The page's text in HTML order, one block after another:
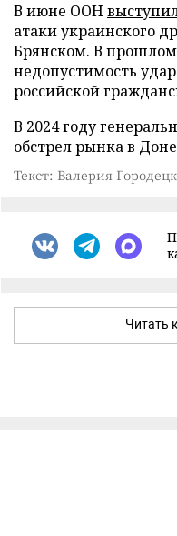
В июне ООН
атаки украинского
Брянском. В
недопустимость
российской
В 2024 году
обстрел рынка в
Текст: Валерия
Читать